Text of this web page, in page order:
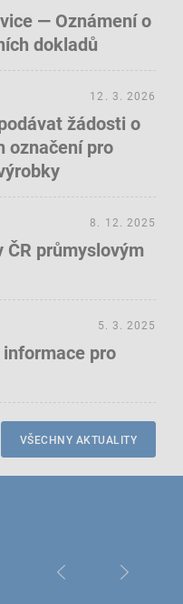
— Oznámení o
dokladů
žádosti o
označení pro
12. 3. 2026
ČR průmyslovým
8. 12. 2025
informace pro
5. 3. 2025
VŠECHNY AKTUALITY